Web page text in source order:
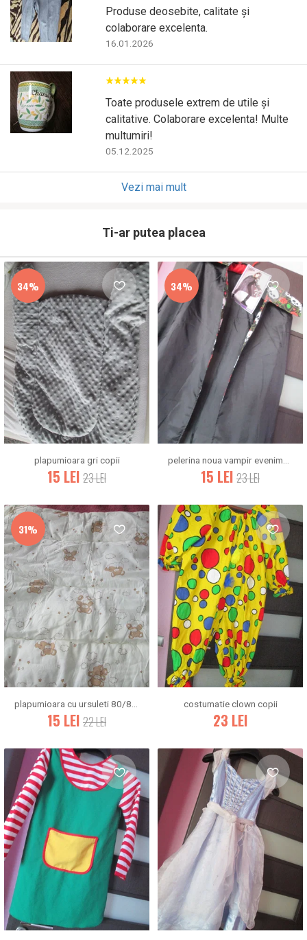
Produse deosebite, calitate și
colaborare excelenta.
16.01.2026
Toate produsele extrem de utile și
calitative. Colaborare excelenta! Multe
multumiri!
05.12.2025
Vezi mai mult
Ti-ar putea placea
plapumioara gri copii
15 LEI 23LEI
34%
pelerina noua vampir evenimente 128/140
15 LEI 23LEI
34%
15 LEI 22LEI
31%
costumatie clown copii
23 LEI